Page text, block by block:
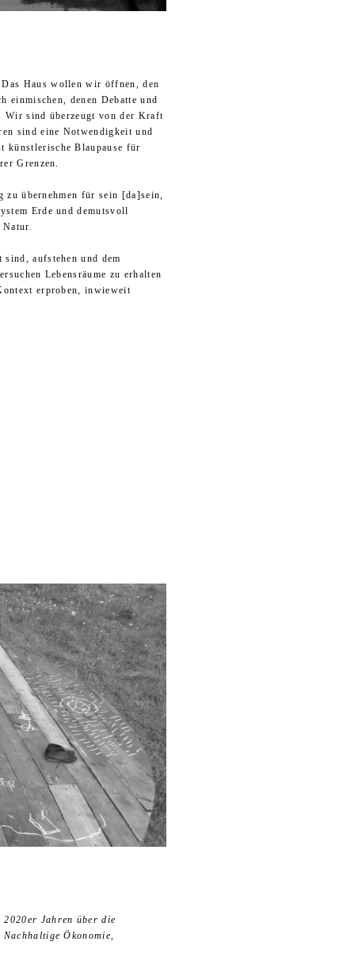
Haus wollen wir öffnen, den
denen Debatte und
Wir sind überzeugt von der Kraft
sind eine Notwendigkeit und
künstlerische Blaupause für
Grenzen.
übernehmen für sein [da]sein,
Erde und demutsvoll
aufstehen und dem
Lebensräume zu erhalten
erproben, inwieweit
2020er Jahren über die
Ökonomie,